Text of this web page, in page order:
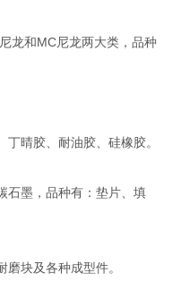
龙和MC尼龙两大类，品种
晴胶、耐油胶、硅橡胶。
墨，品种有：垫片、填
块及各种成型件。